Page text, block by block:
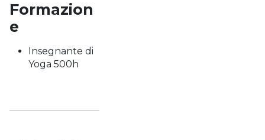
Formazion
e
Insegnante di
Yoga 500h